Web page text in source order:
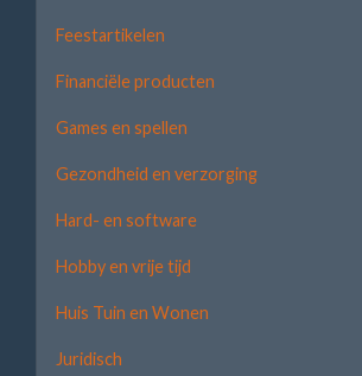
Feestartikelen
Financiële producten
Games en spellen
Gezondheid en verzorging
Hard- en software
Hobby en vrije tijd
Huis Tuin en Wonen
Juridisch